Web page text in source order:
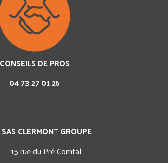
CONSEILS DE PROS
04 73 27 01 26
SAS CLERMONT GROUPE
15 rue du Pré-Comtal,